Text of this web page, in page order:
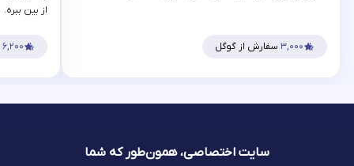
۳,۰۰۰ سفارش از گوگل
از بین ببره.
۶,۲۰۰
سایت اختصاصی، همون‌طور که شما